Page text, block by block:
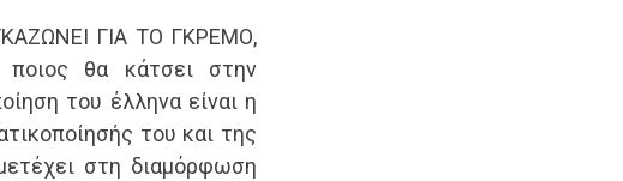
ΓΙΑ ΤΟ ΓΚΡΕΜΟ,
θα κάτσει στην
του έλληνα είναι η
του και της
στη διαμόρφωση